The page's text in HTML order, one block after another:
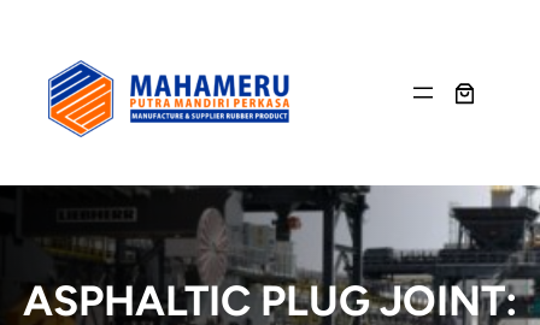
content
ASPHALTIC PLUG JOINT: